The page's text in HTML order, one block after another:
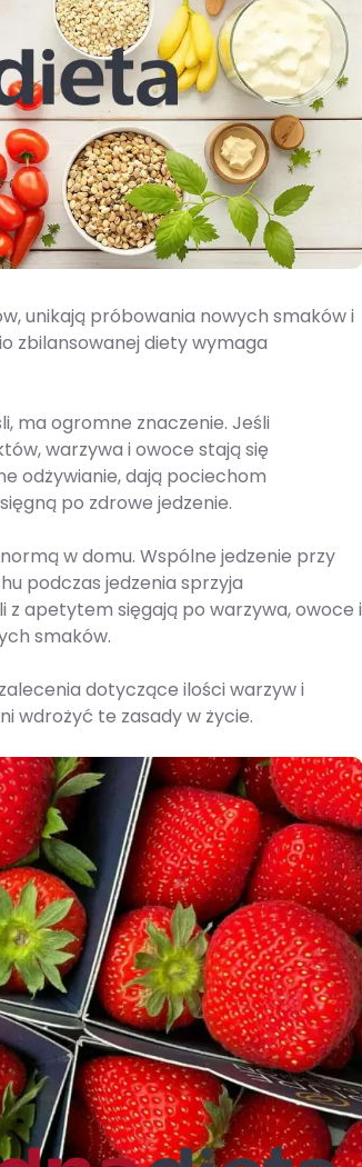
unikają próbowania nowych smaków i
zbilansowanej diety wymaga
ma ogromne znaczenie. Jeśli
warzywa i owoce stają się
odżywianie, dają pociechom
po zdrowe jedzenie.
w domu. Wspólne jedzenie przy
podczas jedzenia sprzyja
z apetytem sięgają po warzywa, owoce i
smaków.
dotyczące ilości warzyw i
wdrożyć te zasady w życie.